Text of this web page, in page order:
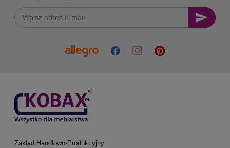
Zakład Handlowo-Produkcyjny